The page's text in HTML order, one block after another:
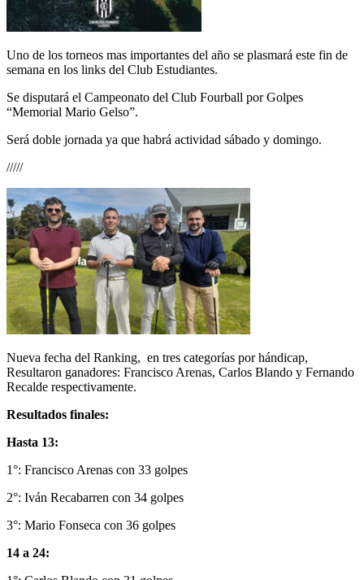
Uno de los torneos mas importantes del año se plasmará este fin de
semana en los links del Club Estudiantes.
Se disputará el Campeonato del Club Fourball por Golpes
“Memorial Mario Gelso”.
Será doble jornada ya que habrá actividad sábado y domingo.
/////
Nueva fecha del Ranking, en tres categorías por hándicap,
Resultaron ganadores: Francisco Arenas, Carlos Blando y Fernando
Recalde respectivamente.
Resultados finales:
Hasta 13:
1°: Francisco Arenas con 33 golpes
2°: Iván Recabarren con 34 golpes
3°: Mario Fonseca con 36 golpes
14 a 24: